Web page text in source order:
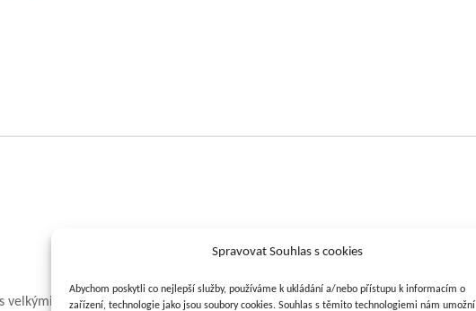
Spravovat Souhlas s cookies
Abychom poskytli co nejlepší služby, používáme k ukládání a/nebo přístupu k informacím o
zařízení, technologie jako jsou soubory cookies. Souhlas s těmito technologiemi nám umožní
velkými oky k jednoduché a rychlé fixaci všech druhů krytí ran, také k aplikaci